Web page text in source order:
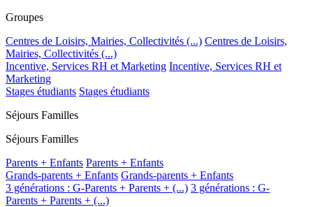
Groupes
Centres de Loisirs, Mairies, Collectivités (...) Centres de Loisirs,
Mairies, Collectivités (...)
Incentive, Services RH et Marketing Incentive, Services RH et
Marketing
Stages étudiants Stages étudiants
Séjours Familles
Séjours Familles
Parents + Enfants Parents + Enfants
Grands-parents + Enfants Grands-parents + Enfants
3 générations : G-Parents + Parents + (...) 3 générations : G-
Parents + Parents + (...)